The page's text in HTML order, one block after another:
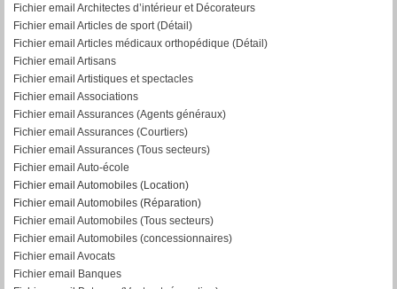
Fichier email Architectes d’intérieur et Décorateurs
Fichier email Articles de sport (Détail)
Fichier email Articles médicaux orthopédique (Détail)
Fichier email Artisans
Fichier email Artistiques et spectacles
Fichier email Associations
Fichier email Assurances (Agents généraux)
Fichier email Assurances (Courtiers)
Fichier email Assurances (Tous secteurs)
Fichier email Auto-école
Fichier email Automobiles (Location)
Fichier email Automobiles (Réparation)
Fichier email Automobiles (Tous secteurs)
Fichier email Automobiles (concessionnaires)
Fichier email Avocats
Fichier email Banques